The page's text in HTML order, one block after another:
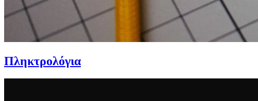
Πληκτρολόγια